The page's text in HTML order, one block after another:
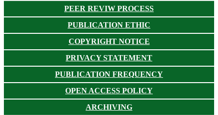
PEER REVIW PROCESS
PUBLICATION ETHIC
COPYRIGHT NOTICE
PRIVACY STATEMENT
PUBLICATION FREQUENCY
OPEN ACCESS POLICY
ARCHIVING